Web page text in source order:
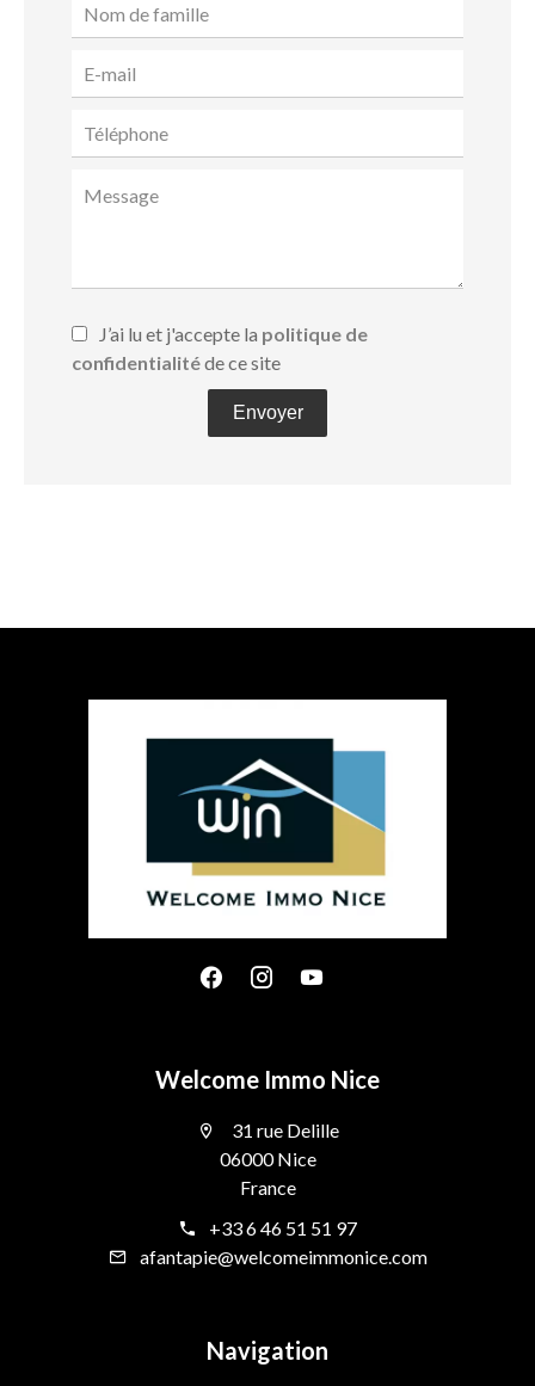
J’ai lu et j'accepte la politique de
confidentialitéde ce site
Envoyer
Welcome Immo Nice
31 rue Delille
06000 Nice
France
+33 6 46 51 51 97
afantapie@welcomeimmonice.com
Navigation